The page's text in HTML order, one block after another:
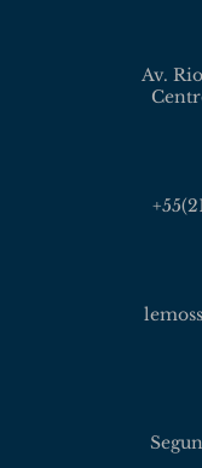
Av.